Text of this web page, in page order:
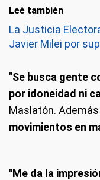
Leé también
La Justicia
Javier Milei por
"Se busca gente
por idoneidad ni
Maslatón.
movimientos en
"Me da la